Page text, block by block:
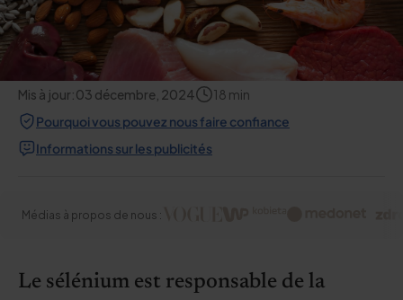
Mis à jour:03 décembre, 2024 18 min
Pourquoi vous pouvez nous faire confiance
Informations sur les publicités
Médias à propos de nous :
Le sélénium est responsable de la